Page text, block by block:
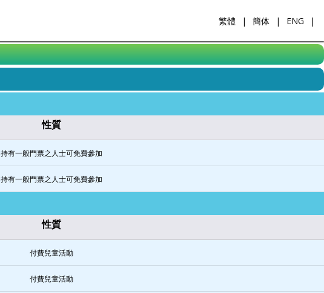
|
ENG
|
簡体
|
繁體
性質
持有一般門票之人士可免費參加
持有一般門票之人士可免費參加
性質
付費兒童活動
付費兒童活動